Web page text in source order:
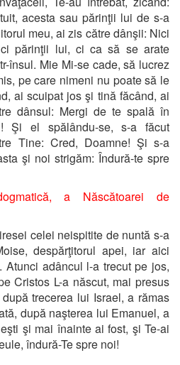
acesta sau părinţii lui de s-a
meu, ai zis către dânşii: Nici
părinţii lui, ci ca să se arate
însul. Mie Mi-se cade, să lucrez
pe care nimeni nu poate să le
ai scuipat jos şi tină făcând, ai
dânsul: Mergi de te spală în
Şi el spălându-se, s-a făcut
Tine: Cred, Doamne! Şi s-a
şi noi strigăm: Îndură-te spre
a Născătoarei de
celei neispitite de nuntă s-a
despărţitorul apei, iar aici
Atunci adâncul l-a trecut pe jos,
Cristos L-a născut, mai presus
trecerea lui Israel, a rămas
după naşterea lui Emanuel, a
şi mai înainte ai fost, şi Te-ai
îndură-Te spre noi!